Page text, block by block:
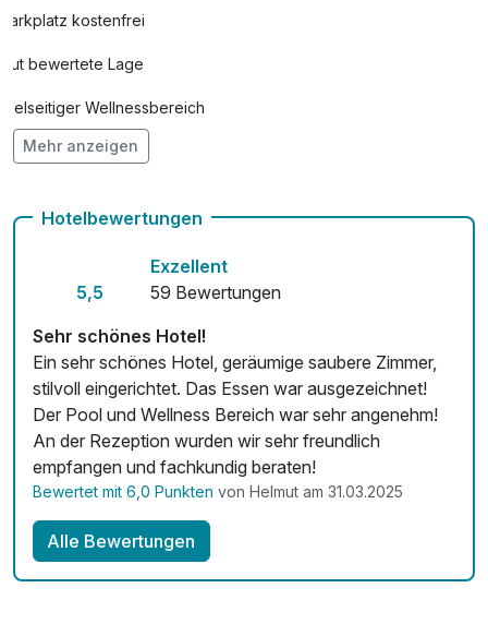
Rosenblütenbad
Rückenmassage
Parkplatz kostenfrei
Gut bewertete Lage
Vielseitiger Wellnessbereich
Hunde im Hotel erlaubt für 22,00 € pro Stück / Tag
Fitnessgeräte stehen bereit
Kostenloses W-LAN
Zimmerservice verfügbar
Mit Hotelbar
Mehr anzeigen
Hotelbewertungen
5,5
Exzellent
59 Bewertungen
Sehr schönes Hotel!
Ein sehr schönes Hotel, geräumige saubere Zimmer,
stilvoll eingerichtet. Das Essen war ausgezeichnet!
Der Pool und Wellness Bereich war sehr angenehm!
An der Rezeption wurden wir sehr freundlich
empfangen und fachkundig beraten!
Bewertet mit 6,0 Punkten von Helmut am 31.03.2025
Alle Bewertungen